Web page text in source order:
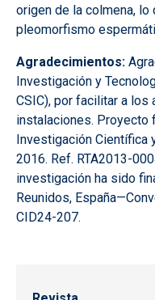
origen de la colmena, lo
pleomorfismo
Agradecimientos:
Investigación y
CSIC), por facilitar a
instalaciones. Proyecto
Investigación Científica
2016. Ref. RTA2013-
investigación ha sido
Reunidos,
CID24-207.